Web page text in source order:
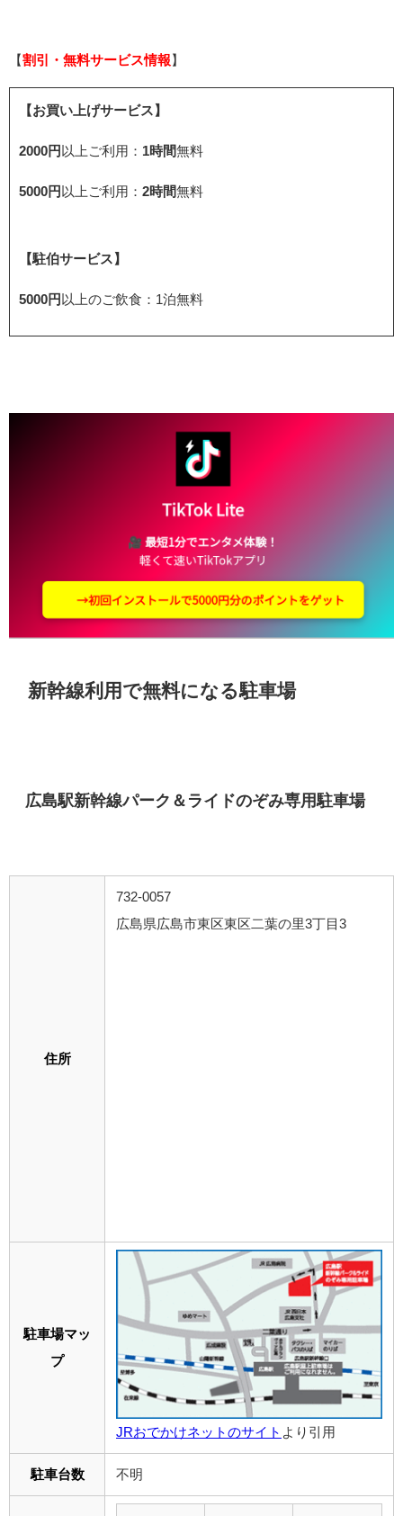
【 割引・無料サービス情報 】
【お買い上げサービス】
2000円 以上ご利用： 1時間無料
5000円 以上ご利用： 2時間無料
【駐伯サービス】
5000円 以上のご飲食：1泊無料
新幹線利用で無料になる駐車場
広島駅新幹線パーク＆ライドのぞみ専用駐車場
住所
732-0057
広島県広島市東区東区二葉の里3丁目3
駐車場マッ
プ
JRおでかけネットのサイト より引用
駐車台数 不明